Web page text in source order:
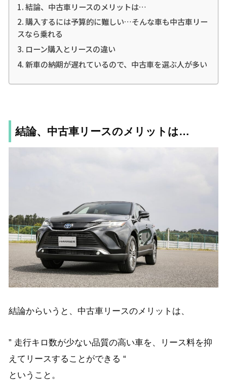
結論、中古車リースのメリットは…
購入するには予算的に難しい…そんな車も中古車リー
スなら乗れる
ローン購入とリースの違い
新車の納期が遅れているので、中古車を選ぶ人が多い
結論、中古車リースのメリットは…
結論からいうと、中古車リースのメリットは、
” 走行キロ数が少ない品質の高い車を、リース料を抑
えてリースすることができる “
ということ。